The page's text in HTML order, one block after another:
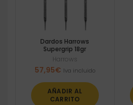
Dardos Harrows
Supergrip 18gr
Harrows
57,95€ Iva incluido
AÑADIR AL
CARRITO